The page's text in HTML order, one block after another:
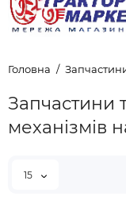
Головна
Запчастини
механізмів
15